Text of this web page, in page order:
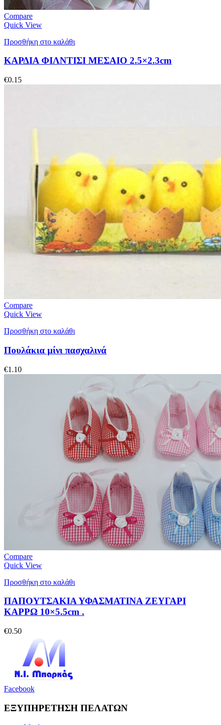
Compare
Quick View
Προσθήκη στο καλάθι
ΚΑΡΔΙΑ ΦΙΛΝΤΙΣΙ ΜΕΣΑΙΟ 2.5×2.3cm
€0.15
Compare
Quick View
Προσθήκη στο καλάθι
Πουλάκια μίνι πασχαλινά
€1.10
Compare
Quick View
Προσθήκη στο καλάθι
ΠΑΠΟΥΤΣΑΚΙΑ ΥΦΑΣΜΑΤΙΝΑ ΖΕΥΓΑΡΙ
ΚΑΡΡΩ 10×5.5cm .
€0.50
Facebook
ΕΞΥΠΗΡΕΤΗΣΗ ΠΕΛΑΤΩΝ